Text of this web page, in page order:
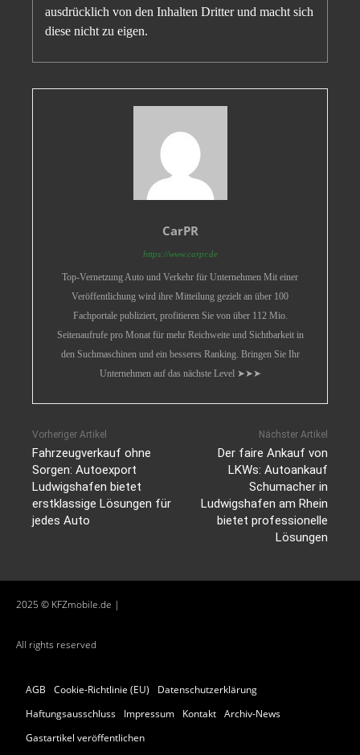
ausdrücklich von den Inhalten Dritter und macht sich
diese nicht zu eigen.
CarPR
https://www.carpr.de
Top-Vernetzung Auto und Verkehr für Unternehmen Mit einer
Veröffentlichung wird ihre Mitteilung gezielt an über 100
Fachportale publiziert, profitieren Sie von über 112 Mio.
Seitenaufrufe pro Monat für mehr Reichweite und Sichtbarkeit in
den Suchmaschinen und ein besseres Ranking. Bringen Sie Ihr
Unternehmen auf das nächste Level ➤➤➤
Vorheriger Artikel
Fahrzeugverkauf ohne
Sorgen: Autoexport
Ludwigshafen bietet
erstklassige Lösungen für
jedes Auto
Nächster Artikel
Der faire Ankauf von
LKWs: Autoankauf
Schumacher in
Ludwigshafen am Rhein
bietet professionelle
Lösungen
2025 © KFZmobile.de |
All rights reserved
AGB Cookie-Richtlinie (EU)
Datenschutzerklärung
Haftungsausschluss
Impressum Kontakt Archiv-News
Gastartikel veröffentlichen